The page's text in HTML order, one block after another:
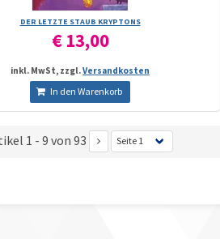
DER LETZTE STAUB KRYPTONS
€ 13,00
inkl. MwSt, zzgl.Versandkosten
In den Warenkorb
1 - 9 von 93